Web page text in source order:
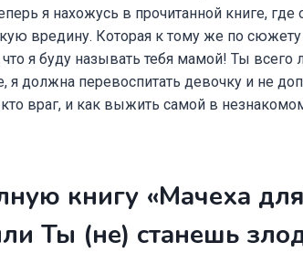
я нахожусь в прочитанной книге,
вредину. Которая к тому же по
я буду называть тебя мамой! Ты
я должна перевоспитать девочку и не
кто враг, и как выжить самой в
книгу «Мачеха
Ты (не) станешь